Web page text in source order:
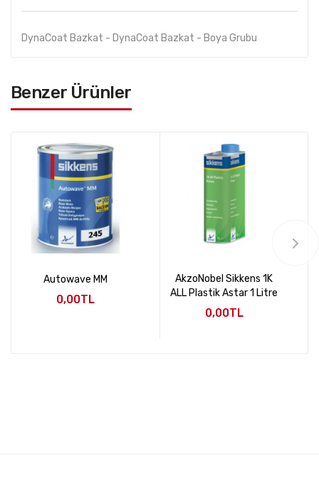
DynaCoat Bazkat - DynaCoat Bazkat - Boya Grubu
Benzer Ürünler
Autowave MM
0,00TL
AkzoNobel Sikkens 1K
ALL Plastik Astar 1 Litre
0,00TL